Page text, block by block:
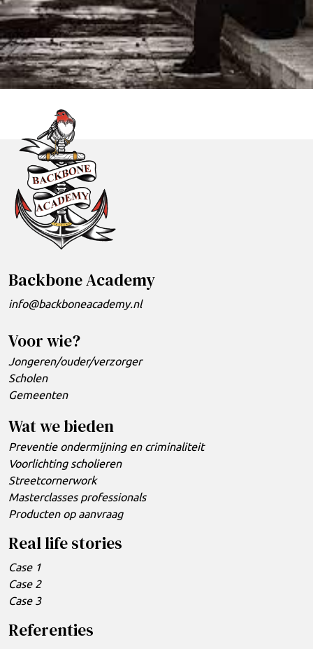
Backbone Academy
info@backboneacademy.nl
Voor wie?
Jongeren/ouder/verzorger
Scholen
Gemeenten
Wat we bieden
Preventie ondermijning en criminaliteit
Voorlichting scholieren
Streetcornerwork
Masterclasses professionals
Producten op aanvraag
Real life stories
Case 1
Case 2
Case 3
Referenties